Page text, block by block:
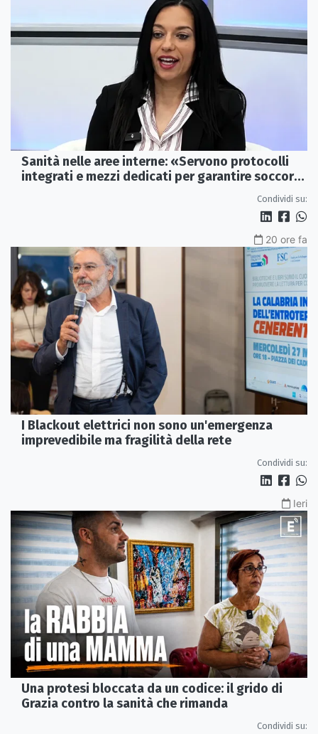
Sanità nelle aree interne: «Servono protocolli
integrati e mezzi dedicati per garantire soccorsi
Condividi su:
20 ore fa
I Blackout elettrici non sono un'emergenza
imprevedibile ma fragilità della rete
Condividi su:
Ieri
Una protesi bloccata da un codice: il grido di
Grazia contro la sanità che rimanda
Condividi su: